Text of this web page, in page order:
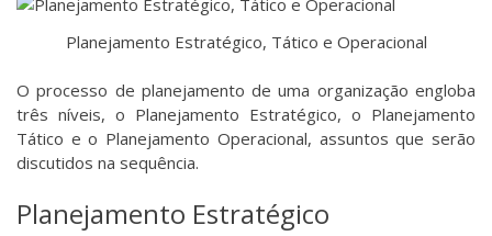
Planejamento Estratégico, Tático e Operacional
O processo de planejamento de uma organização engloba
três níveis, o Planejamento Estratégico, o Planejamento
Tático e o Planejamento Operacional, assuntos que serão
discutidos na sequência.
Planejamento Estratégico